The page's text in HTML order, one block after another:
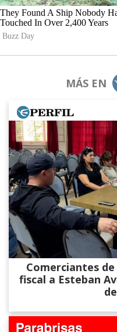
MÁS EN
Comerciantes
fiscal a Esteban